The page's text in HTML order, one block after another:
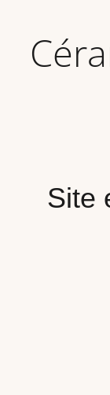
Site